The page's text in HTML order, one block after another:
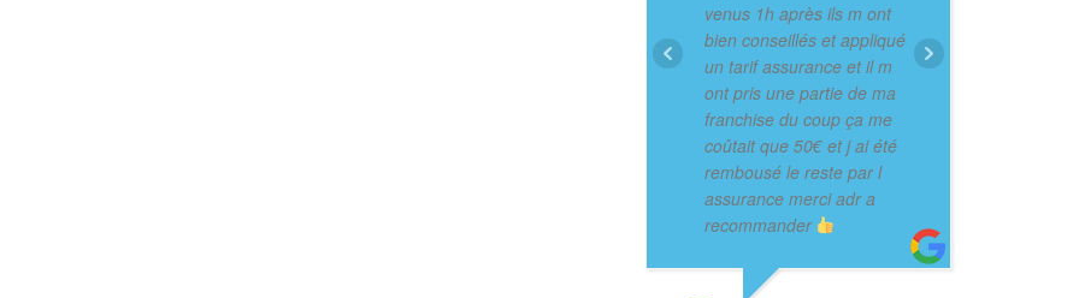
venus 1h après ils m ont
bien conseillés et appliqué
un tarif assurance et il m
ont pris une partie de ma
franchise du coup ça me
coûtait que 50€ et j ai été
rembousé le reste par l
assurance merci adr a
recommander